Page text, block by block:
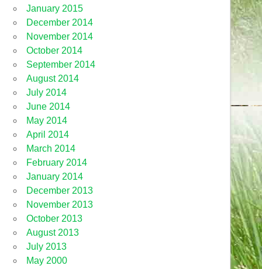
January 2015
December 2014
November 2014
October 2014
September 2014
August 2014
July 2014
June 2014
May 2014
April 2014
March 2014
February 2014
January 2014
December 2013
November 2013
October 2013
August 2013
July 2013
May 2000